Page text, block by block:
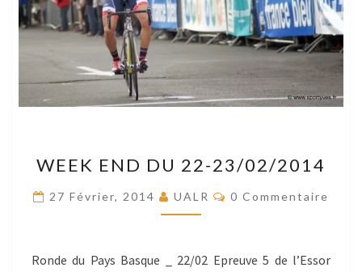
END
DU
22-
WEEK END DU 22-23/02/2014
27 Février, 2014 UALR Commentaires
0 Commentaire
Ronde du Pays Basque _ 22/02 Epreuve 5 de l’Essor